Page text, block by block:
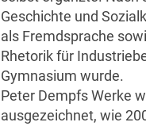
Geschichte und
als Fremdsprache
Rhetorik für
Gymnasium wurde.
Peter Dempfs Werke
ausgezeichnet, wie